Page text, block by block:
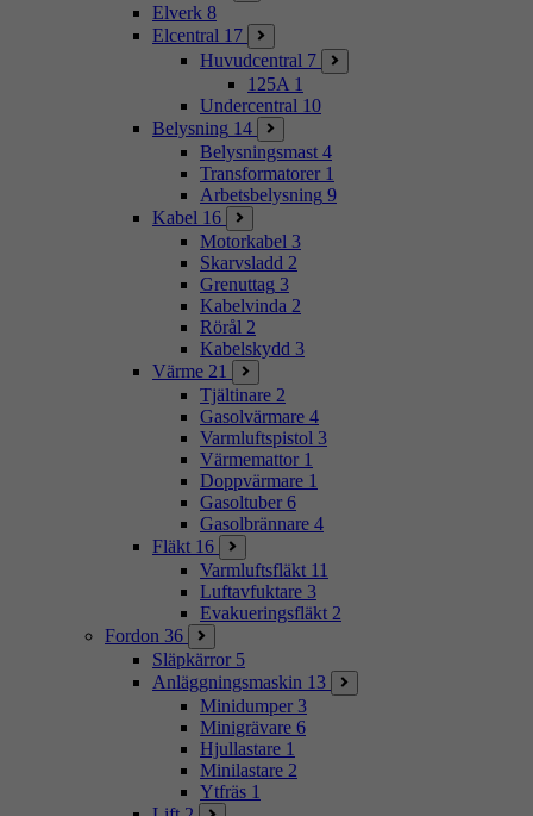
Elverk 8
Elcentral 17
Huvudcentral 7
125A 1
Undercentral 10
Belysning 14
Belysningsmast 4
Transformatorer 1
Arbetsbelysning 9
Kabel 16
Motorkabel 3
Skarvsladd 2
Grenuttag 3
Kabelvinda 2
Rörål 2
Kabelskydd 3
Värme 21
Tjältinare 2
Gasolvärmare 4
Varmluftspistol 3
Värmemattor 1
Doppvärmare 1
Gasoltuber 6
Gasolbrännare 4
Fläkt 16
Varmluftsfläkt 11
Luftavfuktare 3
Evakueringsfläkt 2
Fordon 36
Släpkärror 5
Anläggningsmaskin 13
Minidumper 3
Minigrävare 6
Hjullastare 1
Minilastare 2
Ytfräs 1